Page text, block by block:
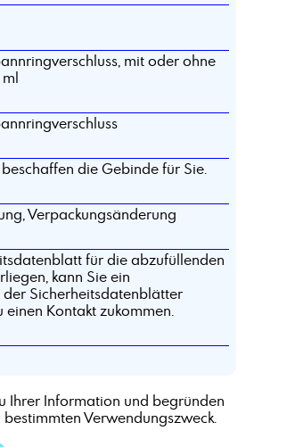
mit oder ohne
die Gebinde für Sie.
Verpackungsänderung
für die abzufüllenden
kann Sie ein
Sicherheitsdatenblätter
einen Kontakt zukommen.
Ihrer Information und begründen
Verwendungszweck.